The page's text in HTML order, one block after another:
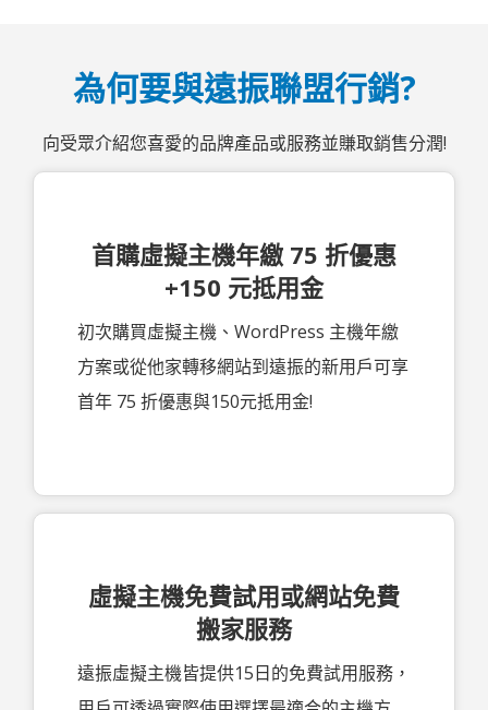
為何要與遠振聯盟行銷?
向受眾介紹您喜愛的品牌產品或服務並賺取銷售分潤!
首購虛擬主機年繳 75 折優惠
+150 元抵用金
初次購買虛擬主機、WordPress 主機年繳
方案或從他家轉移網站到遠振的新用戶可享
首年 75 折優惠與150元抵用金!
虛擬主機免費試用或網站免費
搬家服務
遠振虛擬主機皆提供15日的免費試用服務，